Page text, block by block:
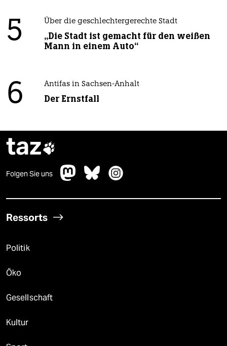
5 Über die geschlechtergerechte Stadt
„Die Stadt ist gemacht für den weißen
Mann in einem Auto“
6 Antifas in Sachsen-Anhalt
Der Ernstfall
taz
Folgen Sie uns
Ressorts
Politik
Öko
Gesellschaft
Kultur